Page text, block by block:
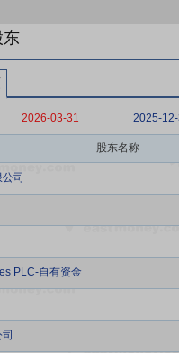
东
2026-03-31 2025-
股东名称
司
PLC-自有资金